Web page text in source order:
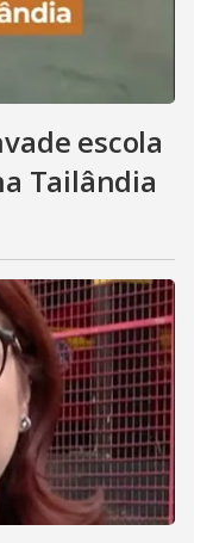
escola
Tailândia